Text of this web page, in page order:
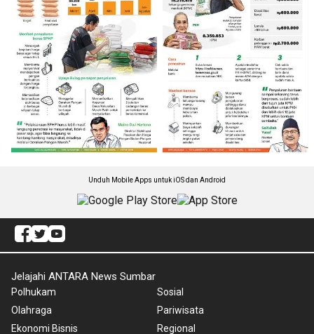
Unduh Mobile Apps untuk iOS dan Android
Jelajahi ANTARA News Sumbar
Polhukam
Olahraga
Ekonomi Bisnis
Sosial
Pariwisata
Regional